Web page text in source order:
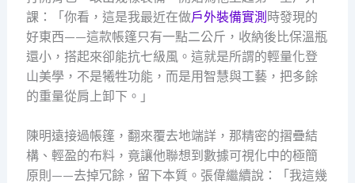
課：「你看，這是我最近在做戶外裝備實測 時發現的
好東西——這款帳篷只有一點二公斤，收納後比保溫瓶
還小，搭起來卻能抗七級風。這就是所謂的輕量化登
山美學，不是犧牲功能，而是用智慧與工藝，把多餘
的重量從肩上卸下。」
陳明遠接過帳篷，翻來覆去地端詳，那精密的摺疊結
構、輕盈的布料，竟讓他聯想到數據可視化中的極簡
原則——去掉冗餘，留下本質。張偉繼續說：「我這幾